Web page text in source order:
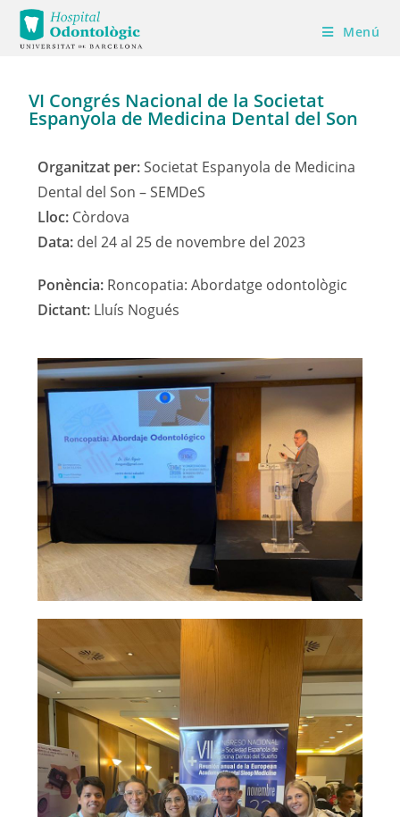
Menú
VI Congrés Nacional de la Societat
Espanyola de Medicina Dental del Son
Organitzat per:Societat Espanyola de Medicina
Dental del Son – SEMDeS
Lloc: Còrdova
Data: del 24 al 25 de novembre del 2023
Ponència: Roncopatia: Abordatge odontològic
Dictant: Lluís Nogués